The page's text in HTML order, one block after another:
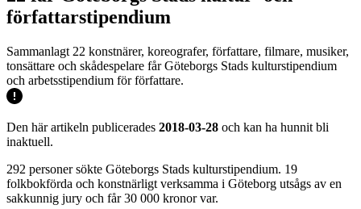
författarstipendium
Sammanlagt 22 konstnärer, koreografer, författare, filmare, musiker,
tonsättare och skådespelare får Göteborgs Stads kulturstipendium
och arbetsstipendium för författare.
Den här artikeln publicerades 2018-03-28 och kan ha hunnit bli
inaktuell.
292 personer sökte Göteborgs Stads kulturstipendium. 19
folkbokförda och konstnärligt verksamma i Göteborg utsågs av en
sakkunnig jury och får 30 000 kronor var.